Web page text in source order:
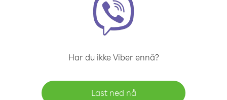
Har du ikke Viber ennå?
Last ned nå